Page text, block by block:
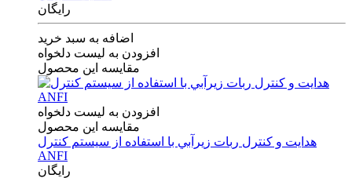
رایگان
اضافه به سبد خرید
افزودن به لیست دلخواه
مقایسه این محصول
افزودن به لیست دلخواه
مقایسه این محصول
هدايت و كنترل ربات زيرآبي با استفاده از سيستم كنترل
ANFI
رایگان